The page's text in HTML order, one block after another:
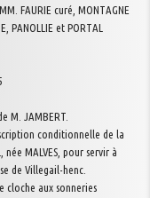
FAURIE curé, MONTAGNE
PANOLLIE et PORTAL
M. JAMBERT.
conditionnelle de la
MALVES, pour servir à
de Villegail-henc.
cloche aux sonneries